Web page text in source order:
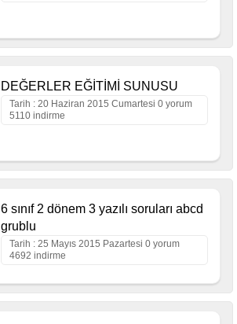
DEĞERLER EĞİTİMİ SUNUSU
Tarih : 20 Haziran 2015 Cumartesi 0 yorum
5110 indirme
6 sınıf 2 dönem 3 yazılı soruları abcd
grublu
Tarih : 25 Mayıs 2015 Pazartesi 0 yorum
4692 indirme